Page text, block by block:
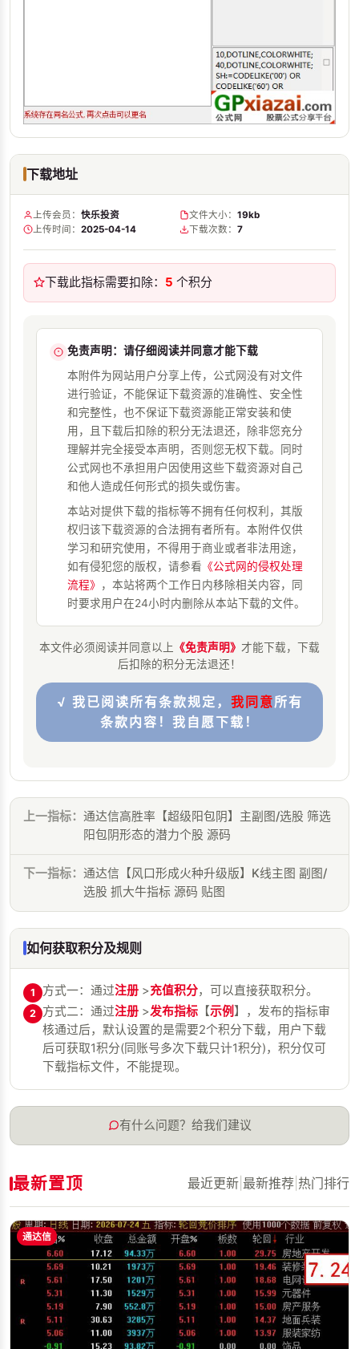
下载地址
上传会员： 快乐投资 文件大小： 19kb
上传时间： 2025-04-14 下载次数： 7
下载此指标需要扣除： 5 个积分
免责声明：请仔细阅读并同意才能下载
本附件为网站用户分享上传，公式网没有对文件
进行验证，不能保证下载资源的准确性、安全性
和完整性，也不保证下载资源能正常安装和使
用，且下载后扣除的积分无法退还，除非您充分
理解并完全接受本声明，否则您无权下载。同时
公式网也不承担用户因使用这些下载资源对自己
和他人造成任何形式的损失或伤害。
本站对提供下载的指标等不拥有任何权利，其版
权归该下载资源的合法拥有者所有。本附件仅供
学习和研究使用，不得用于商业或者非法用途，
如有侵犯您的版权，请参看 《公式网的侵权处理
流程》 ，本站将两个工作日内移除相关内容，同
时要求用户在24小时内删除从本站下载的文件。
本文件必须阅读并同意以上 《免责声明》 才能下载，下载
后扣除的积分无法退还！
√ 我已阅读所有条款规定， 我同意所有
条款内容！我自愿下载！
上一指标： 通达信高胜率【超级阳包阴】主副图/选股 筛选
阳包阴形态的潜力个股 源码
下一指标： 通达信【风口形成火种升级版】K线主图 副图/
选股 抓大牛指标 源码 贴图
如何获取积分及规则
1 方式一：通过注册 >充值积分，可以直接获取积分。
2 方式二：通过注册 >发布指标 【示例 】，发布的指标审
核通过后，默认设置的是需要2个积分下载，用户下载
后可获取1积分(同账号多次下载只计1积分)，积分仅可
下载指标文件，不能提现。
有什么问题？给我们建议
最新置顶 最近更新 最新推荐 热门排行
通达信